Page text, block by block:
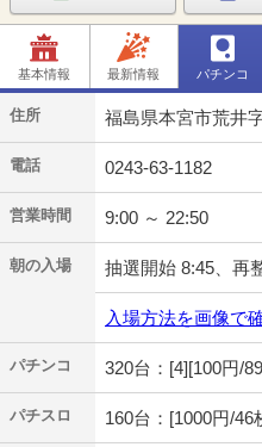
基本情報 最新情報 パチンコ
住所 福島県本宮市荒井
電話 0243-63-1182
営業時間 9:00 ～ 22:50
朝の入場 抽選開始 8:45、再
入場方法を画像で
パチンコ 320台：[4][100円/
パチスロ 160台：[1000円/46